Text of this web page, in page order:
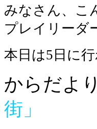
みなさん、こ
プレイリーダ
本日は5日に
からだよ
街」